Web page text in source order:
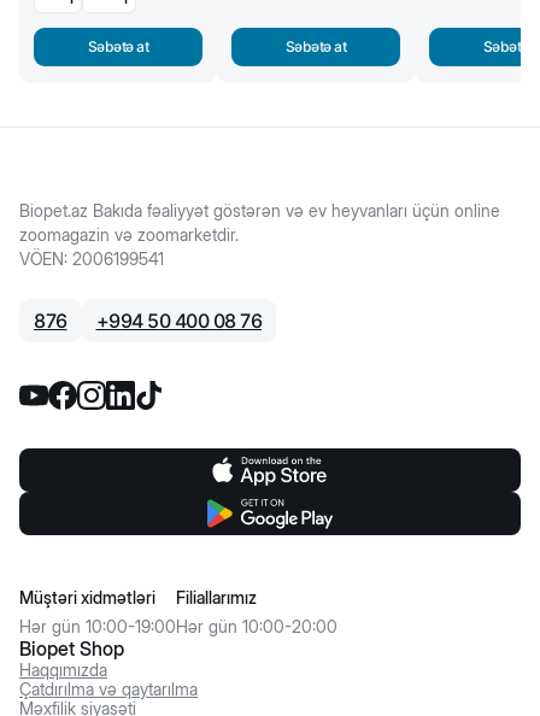
Səbətə at Səbətə at Səbətə
Biopet.az Bakıda fəaliyyət göstərən və ev heyvanları üçün online
zoomagazin və zoomarketdir.
VÖEN: 2006199541
876 +994 50 400 08 76
Biopet Shop
Haqqımızda
Çatdırılma və qaytarılma
Məxfilik siyasəti
Müştəri xidmətləri
Hər gün 10:00-19:00
Filiallarımız
Hər gün 10:00-20:00